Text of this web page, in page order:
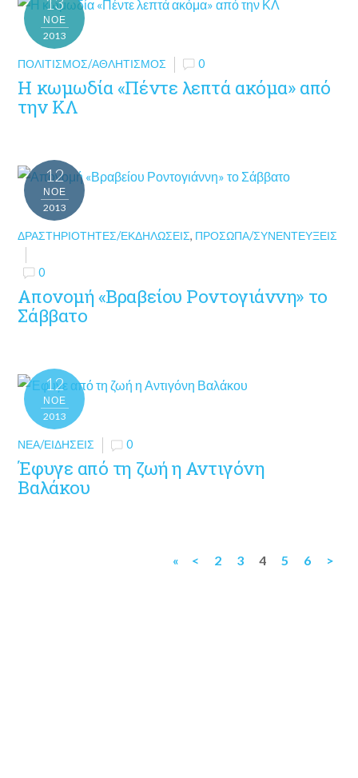
ΝΟΈ
2013
ΠΟΛΙΤΙΣΜΌΣ/ΑΘΛΗΤΙΣΜΌΣ 0
Η κωμωδία «Πέντε λεπτά ακόμα» από
την ΚΛ
12
ΝΟΈ
2013
ΔΡΑΣΤΗΡΙΌΤΗΤΕΣ/ΕΚΔΗΛΏΣΕΙΣ, ΠΡΌΣΩΠΑ/ΣΥΝΕΝΤΕΎΞΕΙΣ
0
Απονομή «Βραβείου Ροντογιάννη» το
Σάββατο
12
ΝΟΈ
2013
ΝΈΑ/ΕΙΔΉΣΕΙΣ 0
Έφυγε από τη ζωή η Αντιγόνη
Βαλάκου
« < 2 3 4 5 6 >